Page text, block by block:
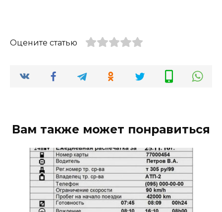
Оцените статью
Вам также может понравиться